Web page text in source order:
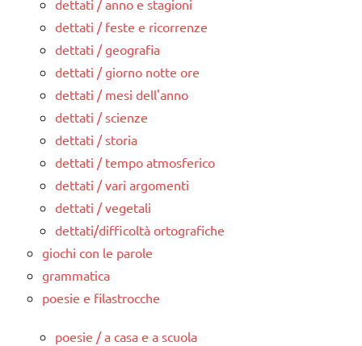
dettati / anno e stagioni
dettati / feste e ricorrenze
dettati / geografia
dettati / giorno notte ore
dettati / mesi dell'anno
dettati / scienze
dettati / storia
dettati / tempo atmosferico
dettati / vari argomenti
dettati / vegetali
dettati/difficoltà ortografiche
giochi con le parole
grammatica
poesie e filastrocche
poesie / a casa e a scuola